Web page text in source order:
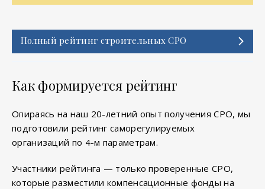
Полный рейтинг строительных СРО
Как формируется рейтинг
Опираясь на наш 20-летний опыт получения СРО, мы
подготовили рейтинг саморегулируемых
организаций по 4-м параметрам.
Участники рейтинга — только проверенные СРО,
которые разместили компенсационные фонды на